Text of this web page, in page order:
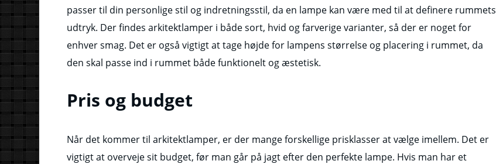
passer til din personlige stil og indretningsstil, da en lampe kan være med til at definere rummets
udtryk. Der findes arkitektlamper i både sort, hvid og farverige varianter, så der er noget for
enhver smag. Det er også vigtigt at tage højde for lampens størrelse og placering i rummet, da
den skal passe ind i rummet både funktionelt og æstetisk.
Pris og budget
Når det kommer til arkitektlamper, er der mange forskellige prisklasser at vælge imellem. Det er
vigtigt at overveje sit budget, før man går på jagt efter den perfekte lampe. Hvis man har et